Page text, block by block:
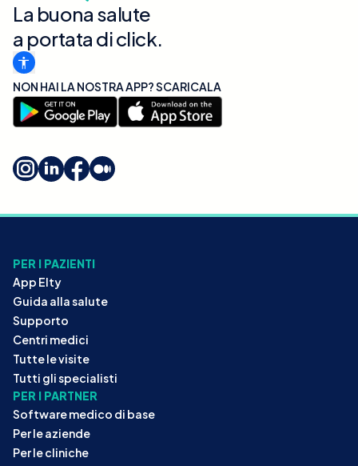
La buona salute
a portata di click.
NON HAI LA NOSTRA APP? SCARICALA
PER I PAZIENTI
App Elty
Guida alla salute
Supporto
Centri medici
Tutte le visite
Tutti gli specialisti
PER I PARTNER
Software medico di base
Per le aziende
Per le cliniche